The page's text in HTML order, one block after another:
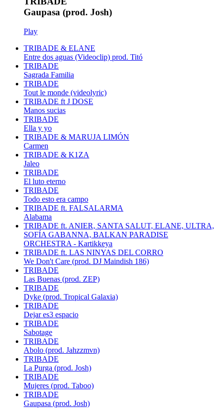
Gaupasa (prod. Josh)
Play
TRIBADE & ELANE
Entre dos aguas (Videoclip) prod. Titó
TRIBADE
Sagrada Familia
TRIBADE
Tout le monde (videolyric)
TRIBADE ft J DOSE
Manos sucias
TRIBADE
Ella y yo
TRIBADE & MARUJA LIMÓN
Carmen
TRIBADE & K1ZA
Jaleo
TRIBADE
El luto eterno
TRIBADE
Todo esto era campo
TRIBADE ft. FALSALARMA
Alabama
TRIBADE ft. ANIER, SANTA SALUT, ELANE, ULTRA,
SOFÍA GABANNA, BALKAN PARADISE
ORCHESTRA - Kartikkeya
TRIBADE ft. LAS NINYAS DEL CORRO
We Don't Care (prod. DJ Maindish 186)
TRIBADE
Las Buenas (prod. ZEP)
TRIBADE
Dyke (prod. Tropical Galaxia)
TRIBADE
Dejar es3 espacio
TRIBADE
Sabotage
TRIBADE
Abolo (prod. Jahzzmvn)
TRIBADE
La Purga (prod. Josh)
TRIBADE
Mujeres (prod. Taboo)
TRIBADE
Gaupasa (prod. Josh)